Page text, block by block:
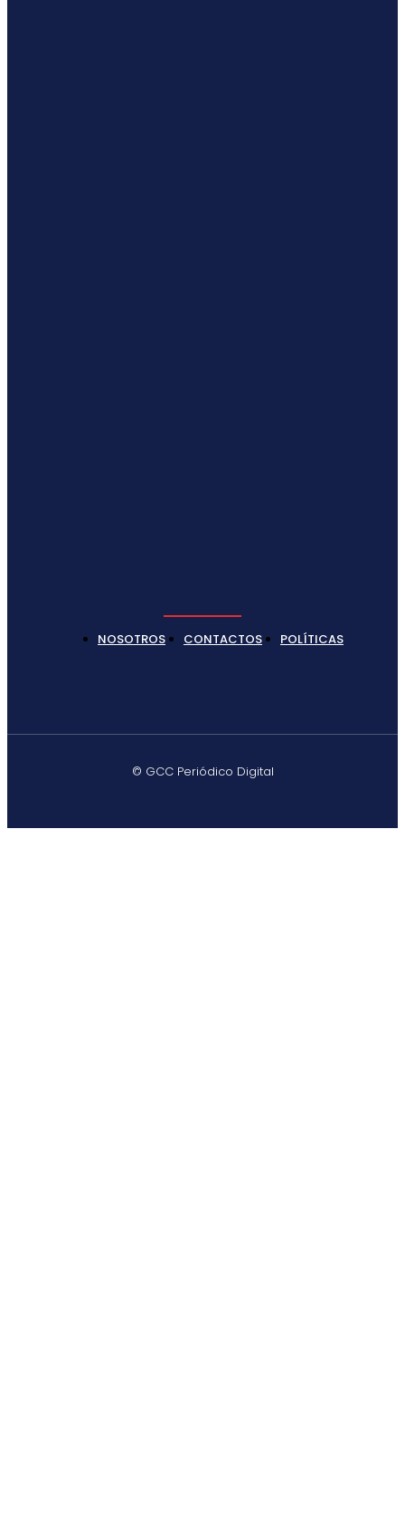
NOSOTROS CONTACTOS POLÍTICAS
© GCC Periódico Digital